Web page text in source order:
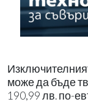
може да бъде
190,99 лв. по-